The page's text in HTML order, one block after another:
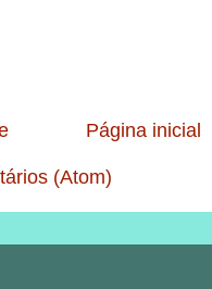
Página inicial
(Atom)